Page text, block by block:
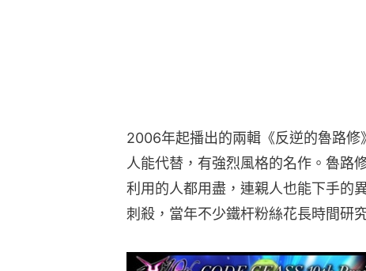
2006年起播出的兩輯《反逆的魯路
人能代替，有強烈風格的名作。魯路
利用的人都用盡，連親人也能下手的
刺殺，當年不少鐵杆粉絲花長時間研